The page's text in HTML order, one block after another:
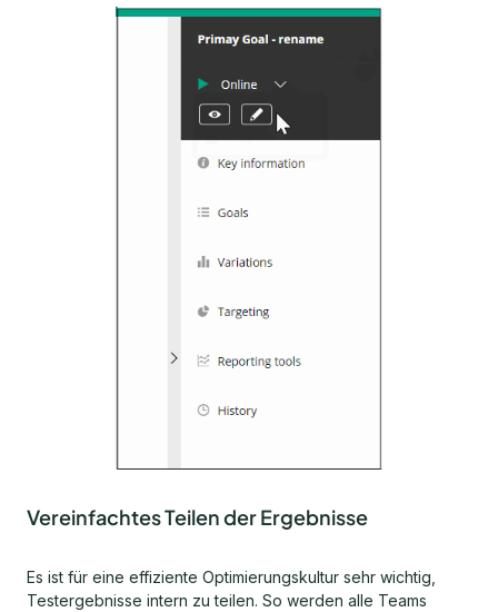
Vereinfachtes Teilen der Ergebnisse
Es ist für eine effiziente Optimierungskultur sehr wichtig,
Testergebnisse intern zu teilen. So werden alle Teams